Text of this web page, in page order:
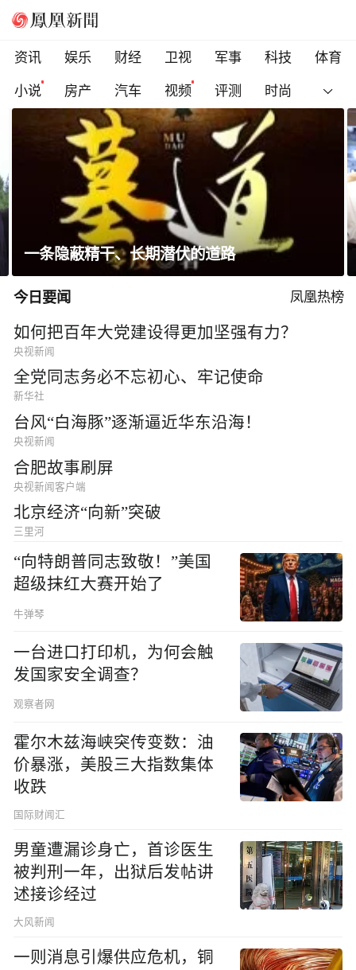
资讯 娱乐 财经 卫视 军事 科技
体育
小说
房产 汽车 视频 评测 时尚
省长走进沿街店铺、网红打卡点，与游客交流
今日要闻 凤凰热榜
如何把百年大党建设得更加坚强有力？
央视新闻
全党同志务必不忘初心、牢记使命
新华社
台风“白海豚”逐渐逼近华东沿海！
央视新闻
合肥故事刷屏
央视新闻客户端
北京经济“向新”突破
三里河
“向特朗普同志致敬！”美国
超级抹红大赛开始了
牛弹琴
一台进口打印机，为何会触
发国家安全调查？
观察者网
霍尔木兹海峡突传变数：油
价暴涨，美股三大指数集体
收跌
国际财闻汇
男童遭漏诊身亡，首诊医生
被判刑一年，出狱后发帖讲
述接诊经过
大风新闻
一则消息引爆供应危机，铜